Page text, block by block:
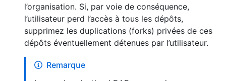
l’organisation. Si, par voie de conséquence,
l’utilisateur perd l’accès à tous les dépôts,
supprimez les duplications (forks) privées de ces
dépôts éventuellement détenues par l’utilisateur.
Remarque